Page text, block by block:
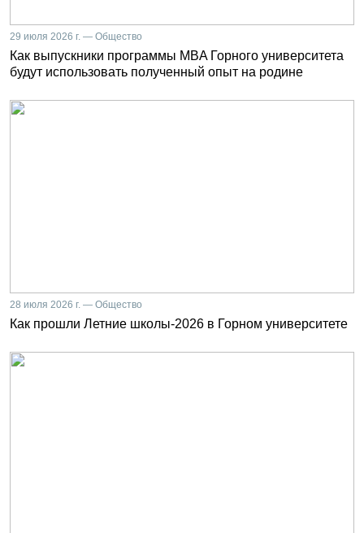
29 июля 2026 г. — Общество
Как выпускники программы MBA Горного университета
будут использовать полученный опыт на родине
28 июля 2026 г. — Общество
Как прошли Летние школы-2026 в Горном университете